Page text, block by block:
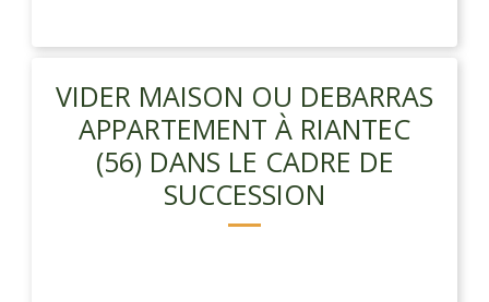
VIDER MAISON OU DEBARRAS
APPARTEMENT À RIANTEC
(56) DANS LE CADRE DE
SUCCESSION